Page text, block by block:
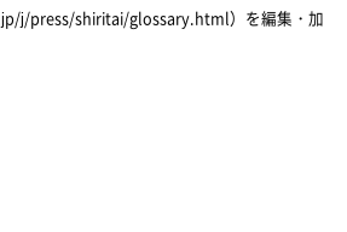
j/press/shiritai/glossary.html）を編集・加